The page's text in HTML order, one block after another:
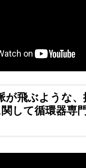
が飛ぶような
して循環器専